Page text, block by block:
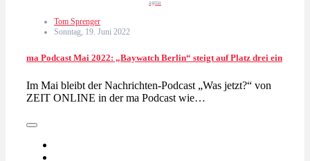
agma
Tom Sprenger
Sonntag, 19. Juni 2022
ma Podcast Mai 2022: „Baywatch Berlin“ steigt auf Platz drei ein
Im Mai bleibt der Nachrichten-Podcast „Was jetzt?“ von
ZEIT ONLINE in der ma Podcast wie…